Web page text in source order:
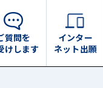
質問を
けします
インター
ネット出願